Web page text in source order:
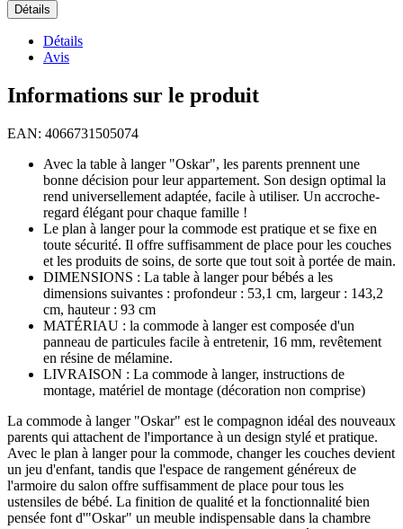
Détails
Détails
Avis
Informations sur le produit
EAN: 4066731505074
Avec la table à langer "Oskar", les parents prennent une
bonne décision pour leur appartement. Son design optimal la
rend universellement adaptée, facile à utiliser. Un accroche-
regard élégant pour chaque famille !
Le plan à langer pour la commode est pratique et se fixe en
toute sécurité. Il offre suffisamment de place pour les couches
et les produits de soins, de sorte que tout soit à portée de main.
DIMENSIONS : La table à langer pour bébés a les
dimensions suivantes : profondeur : 53,1 cm, largeur : 143,2
cm, hauteur : 93 cm
MATÉRIAU : la commode à langer est composée d'un
panneau de particules facile à entretenir, 16 mm, revêtement
en résine de mélamine.
LIVRAISON : La commode à langer, instructions de
montage, matériel de montage (décoration non comprise)
La commode à langer "Oskar" est le compagnon idéal des nouveaux
parents qui attachent de l'importance à un design stylé et pratique.
Avec le plan à langer pour la commode, changer les couches devient
un jeu d'enfant, tandis que l'espace de rangement généreux de
l'armoire du salon offre suffisamment de place pour tous les
ustensiles de bébé. La finition de qualité et la fonctionnalité bien
pensée font d'"Oskar" un meuble indispensable dans la chambre